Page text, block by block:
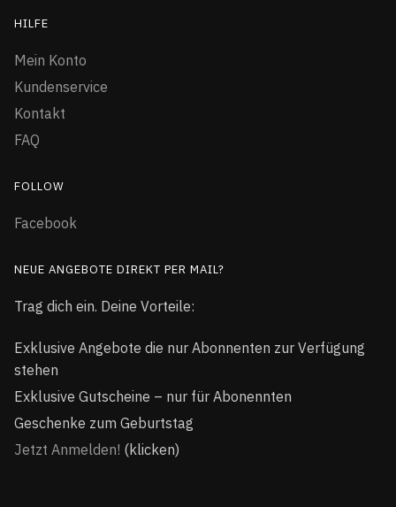
HILFE
Mein Konto
Kundenservice
Kontakt
FAQ
FOLLOW
Facebook
NEUE ANGEBOTE DIREKT PER MAIL?
Trag dich ein. Deine Vorteile:
Exklusive Angebote die nur Abonnenten zur Verfügung
stehen
Exklusive Gutscheine – nur für Abonennten
Geschenke zum Geburtstag
Jetzt Anmelden! (klicken)